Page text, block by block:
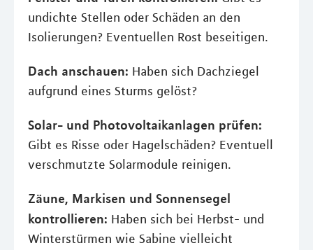
undichte Stellen oder Schäden an den
Isolierungen? Eventuellen Rost beseitigen.
Dach anschauen: Haben sich Dachziegel
aufgrund eines Sturms gelöst?
Solar- und Photovoltaikanlagen prüfen:
Gibt es Risse oder Hagelschäden? Eventuell
verschmutzte Solarmodule reinigen.
Zäune, Markisen und Sonnensegel
kontrollieren: Haben sich bei Herbst- und
Winterstürmen wie Sabine vielleicht